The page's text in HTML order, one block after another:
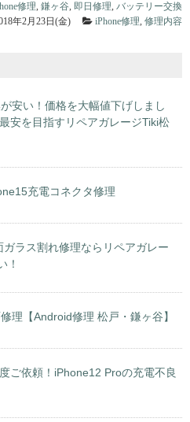
修理 鎌ヶ谷 即日修理
バッテリー交換
年2月23日(金)
iPhone修理 修理内容
安い！価格を大幅値下げしまし
安を目指すリペアガレージTiki松
充電コネクタ修理
ラス割れ修理ならリペアガレー
！
理【Android修理 松戸・鎌ヶ谷】
ご依頼！iPhone12 Proの充電不良